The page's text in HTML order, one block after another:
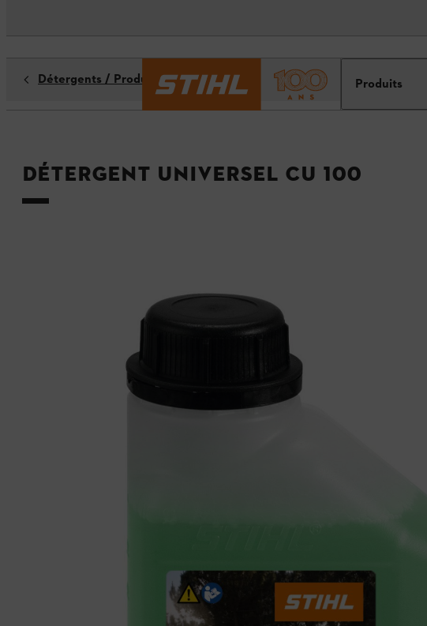
Produits
Détergents / Produits d'entretien
Détergent universel CU 100